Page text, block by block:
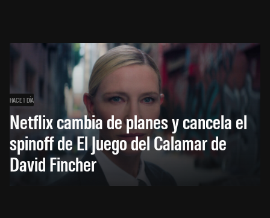
HACE 1 DÍA
Netflix cambia de planes y cancela el
spinoff de El Juego del Calamar de
David Fincher